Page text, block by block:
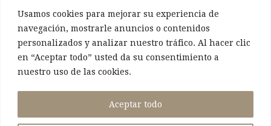
Usamos cookies para mejorar su experiencia de
navegación, mostrarle anuncios o contenidos
personalizados y analizar nuestro tráfico. Al hacer clic
en “Aceptar todo” usted da su consentimiento a
nuestro uso de las cookies.
Aceptar todo
POLÍTICA DE COOKIES
CONTACTO
CONTACTO
POLÍTICA DE ENVÍO